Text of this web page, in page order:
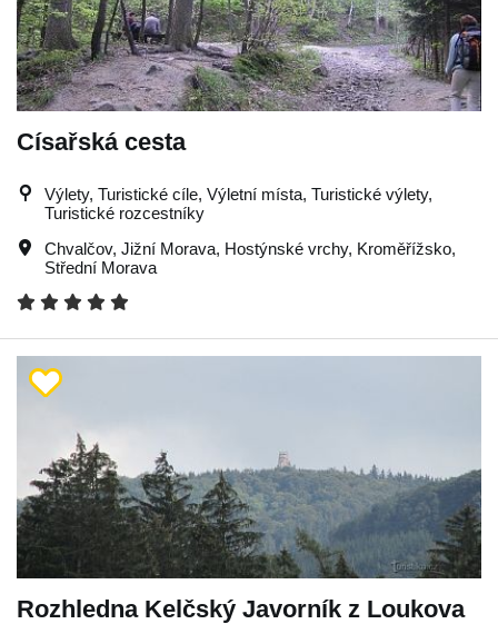
Císařská cesta
Výlety, Turistické cíle, Výletní místa, Turistické výlety,
Turistické rozcestníky
Chvalčov, Jižní Morava, Hostýnské vrchy, Kroměřížsko,
Střední Morava
Rozhledna Kelčský Javorník z Loukova